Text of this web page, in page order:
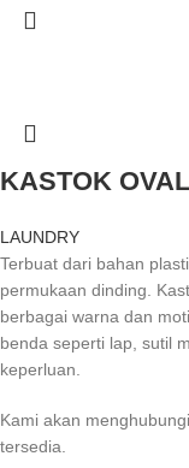
KASTOK
LAUNDRY
Terbuat dari bahan
permukaan dinding.
berbagai warna dan
benda seperti lap, sutil
keperluan.
Kami akan
tersedia.